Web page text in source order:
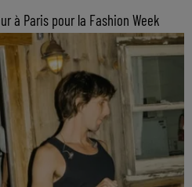
à Paris pour la Fashion Week